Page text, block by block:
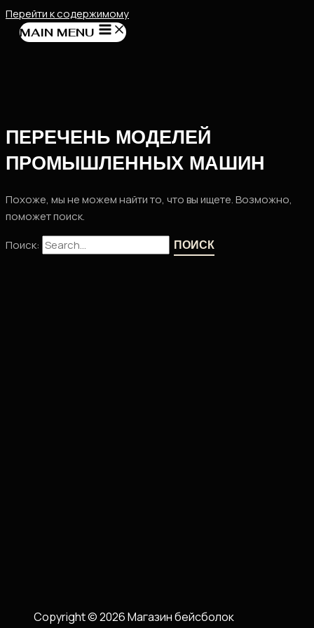
Перейти к содержимому
MAIN MENU
ПЕРЕЧЕНЬ МОДЕЛЕЙ
ПРОМЫШЛЕННЫХ МАШИН
Похоже, мы не можем найти то, что вы ищете. Возможно,
поможет поиск.
Поиск:
Copyright © 2026 Магазин бейсболок